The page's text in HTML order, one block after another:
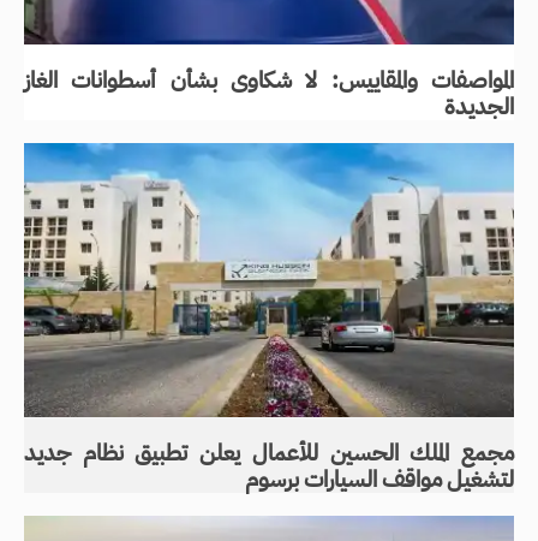
المواصفات والمقاييس: لا شكاوى بشأن أسطوانات الغاز
الجديدة
مجمع الملك الحسين للأعمال يعلن تطبيق نظام جديد
لتشغيل مواقف السيارات برسوم